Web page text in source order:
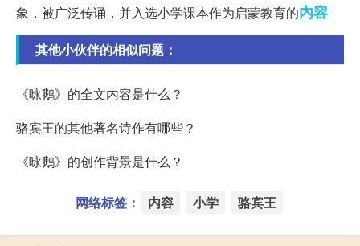
象，被广泛传诵，并入选小学课本作为启蒙教育的内容
其他小伙伴的相似问题：
《咏鹅》的全文内容是什么？
骆宾王的其他著名诗作有哪些？
《咏鹅》的创作背景是什么？
网络标签： 内容 小学 骆宾王